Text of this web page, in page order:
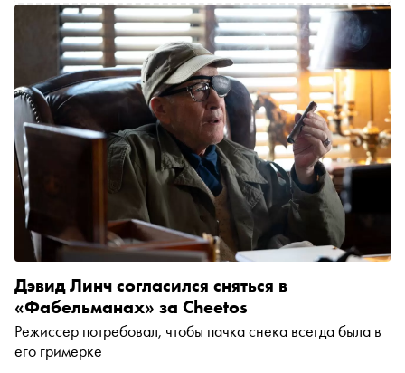
как Дэвис разбирает основы жанра и смеется над
коммерческими пустышками, — в материале «Сноба»
Дэвид Линч согласился сняться в
«Фабельманах» за Cheetos
Режиссер потребовал, чтобы пачка снека всегда была в
его гримерке